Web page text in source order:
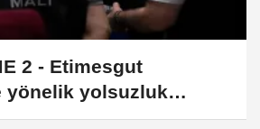
2 - Etimesgut
yönelik yolsuzluk